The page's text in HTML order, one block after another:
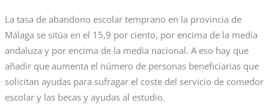
La tasa de abandono escolar temprano en la provincia de
Málaga se sitúa en el 15,9 por ciento, por encima de la media
andaluza y por encima de la media nacional. A eso hay que
añadir que aumenta el número de personas beneficiarias que
solicitan ayudas para sufragar el coste del servicio de comedor
escolar y las becas y ayudas al estudio.